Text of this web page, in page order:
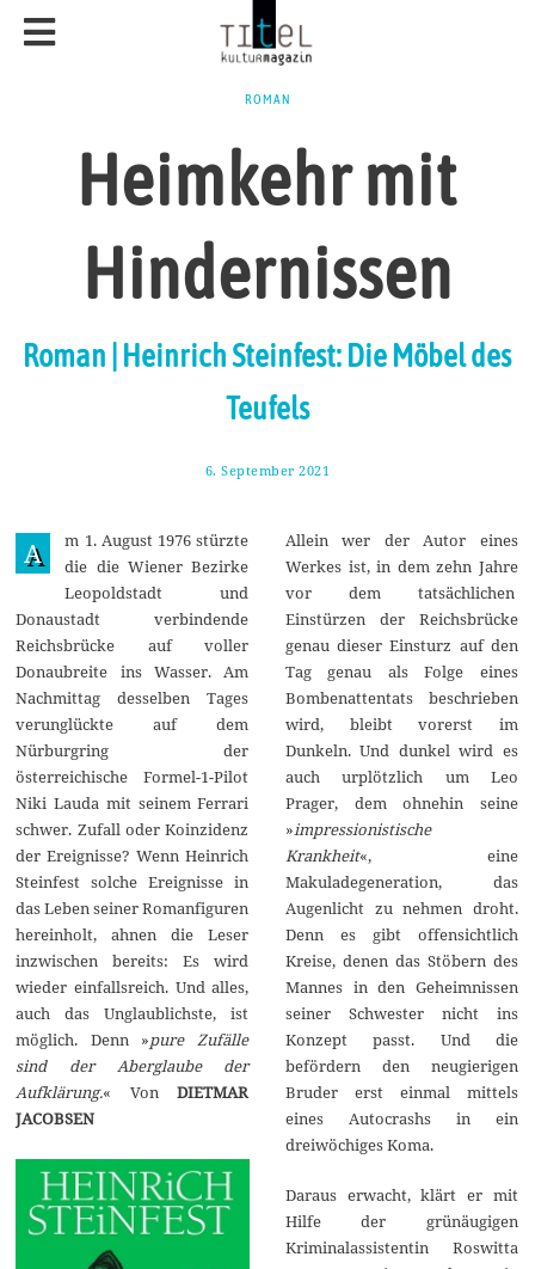
ROMAN
Heimkehr mit
Hindernissen
Roman | Heinrich Steinfest: Die Möbel des
Teufels
6. September 2021
t
m
b
e
r
2
0
A
m 1. August 1976 stürzte
die die Wiener Bezirke
Leopoldstadt und
Donaustadt verbindende
Reichsbrücke auf voller
Donaubreite ins Wasser. Am
Nachmittag desselben Tages
verunglückte auf dem
Nürburgring der
österreichische Formel-1-Pilot
Niki Lauda mit seinem Ferrari
schwer. Zufall oder Koinzidenz
der Ereignisse? Wenn Heinrich
Steinfest solche Ereignisse in
das Leben seiner Romanfiguren
hereinholt, ahnen die Leser
inzwischen bereits: Es wird
wieder einfallsreich. Und alles,
auch das Unglaublichste, ist
möglich. Denn »pure Zufälle
sind der Aberglaube der
Aufklärung.« VonDIETMAR
JACOBSEN
Allein wer der Autor eines
Werkes ist, in dem zehn Jahre
vor dem tatsächlichen
Einstürzen der Reichsbrücke
genau dieser Einsturz auf den
Tag genau als Folge eines
Bombenattentats beschrieben
wird, bleibt vorerst im
Dunkeln. Und dunkel wird es
auch urplötzlich um Leo
Prager, dem ohnehin seine
»impressionistische
Krankheit«, eine
Makuladegeneration, das
Augenlicht zu nehmen droht.
Denn es gibt offensichtlich
Kreise, denen das Stöbern des
Mannes in den Geheimnissen
seiner Schwester nicht ins
Konzept passt. Und die
befördern den neugierigen
Bruder erst einmal mittels
eines Autocrashs in ein
dreiwöchiges Koma.
Daraus erwacht, klärt er mit
Hilfe der grünäugigen
Kriminalassistentin Roswitta